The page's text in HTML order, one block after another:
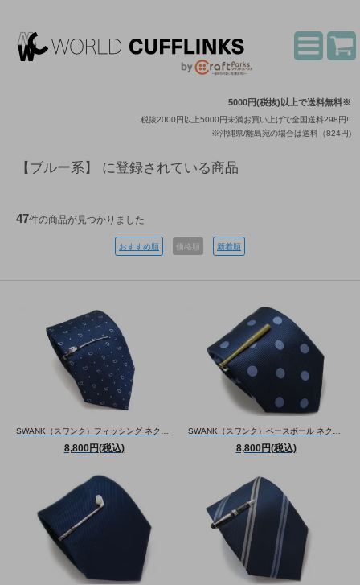
5000円(税抜)以上で送料無料※
税抜2000円以上5000円未満お買い上げで全国送料298円!!
※沖縄県/離島宛の場合は送料（824円)
【ブルー系】 に登録されている商品
47件の商品が見つかりました
おすすめ順 価格順 新着順
SWANK（スワンク）フィッシング ネクタイ ＆ タイバーセット （ネクタイ/タイバー） - ブランド
8,800円(税込)
SWANK（スワンク）ベースボール ネクタイ ＆ タイバーセット （ネクタイ/タイバー） - ブランド
8,800円(税込)